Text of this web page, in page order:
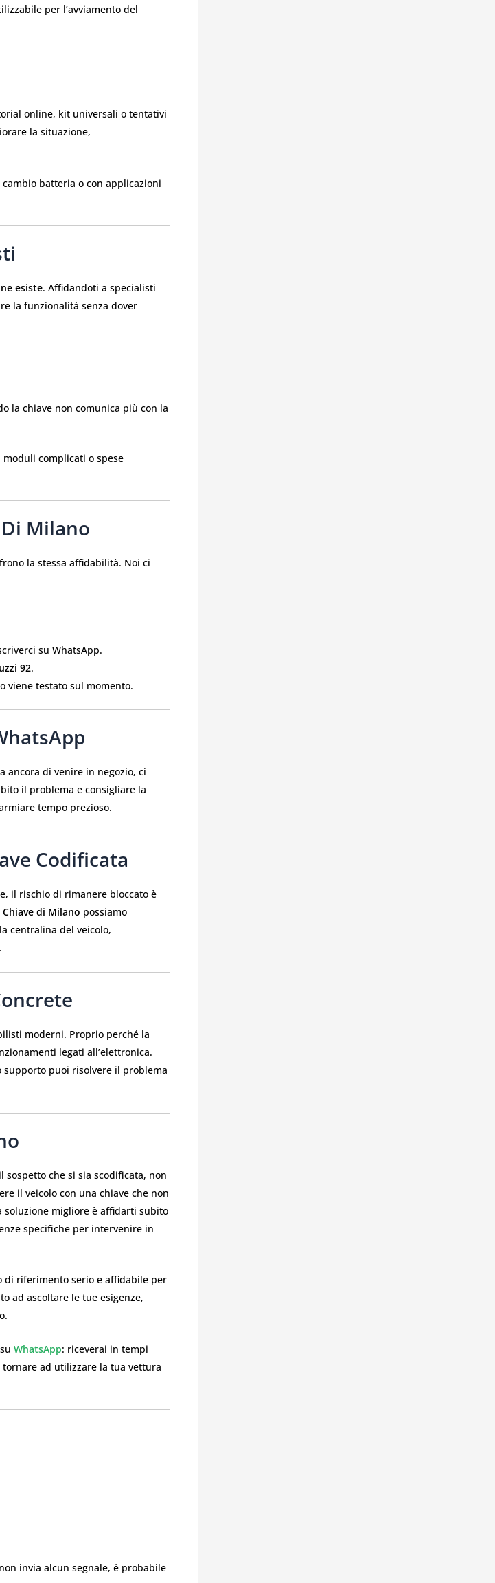
per l’avviamento del
online, kit universali o tentativi
la situazione,
batteria o con applicazioni
esiste. Affidandoti a specialisti
la funzionalità senza dover
la chiave non comunica più con la
complicati o spese
Milano
la stessa affidabilità. Noi ci
su WhatsApp.
92.
viene testato sul momento.
di venire in negozio, ci
il problema e consigliare la
tempo prezioso.
Codificata
il rischio di rimanere bloccato è
Chiave di Milano possiamo
centralina del veicolo,
moderni. Proprio perché la
legati all’elettronica.
supporto puoi risolvere il problema
sospetto che si sia scodificata, non
il veicolo con una chiave che non
migliore è affidarti subito
specifiche per intervenire in
di riferimento serio e affidabile per
ad ascoltare le tue esigenze,
WhatsApp: riceverai in tempi
ad utilizzare la tua vettura
invia alcun segnale, è probabile